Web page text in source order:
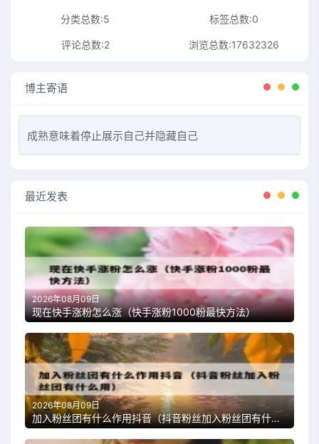
分类总数:5 标签总数:0
评论总数:2 浏览总数:17632326
博主寄语
成熟意味着停止展示自己并隐藏自己
最近发表
2026年08月09日
现在快手涨粉怎么涨（快手涨粉1000粉最快方法）
2026年08月09日
加入粉丝团有什么作用抖音（抖音粉丝加入粉丝团有什么用）